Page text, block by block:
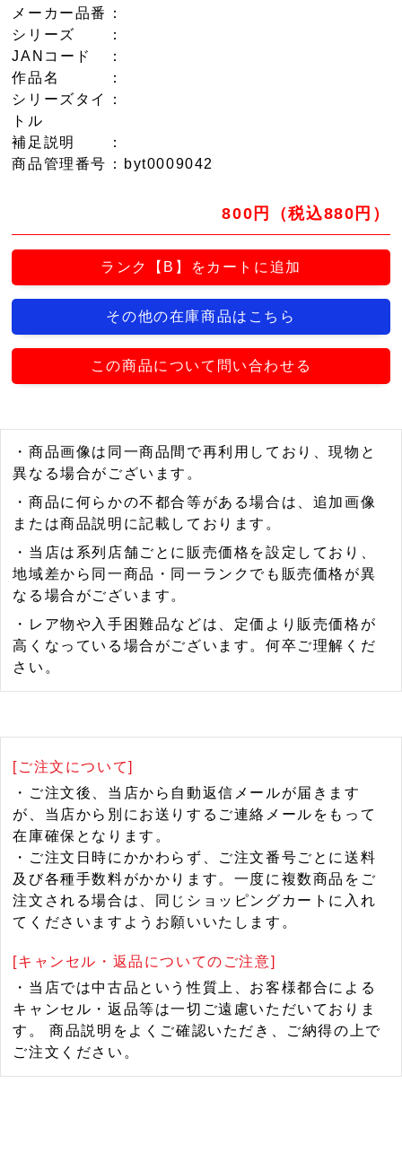
メーカー品番
：
シリーズ
：
JANコード
：
作品名
：
シリーズタイ
トル
：
補足説明
：
商品管理番号 ：byt0009042
800円（税込880円）
ランク【B】をカートに追加
その他の在庫商品はこちら
この商品について問い合わせる
・商品画像は同一商品間で再利用しており、現物と
異なる場合がございます。
・商品に何らかの不都合等がある場合は、追加画像
または商品説明に記載しております。
・当店は系列店舗ごとに販売価格を設定しており、
地域差から同一商品・同一ランクでも販売価格が異
なる場合がございます。
・レア物や入手困難品などは、定価より販売価格が
高くなっている場合がございます。何卒ご理解くだ
さい。
[ご注文について]
・ご注文後、当店から自動返信メールが届きます
が、当店から別にお送りするご連絡メールをもって
在庫確保となります。
・ご注文日時にかかわらず、ご注文番号ごとに送料
及び各種手数料がかかります。一度に複数商品をご
注文される場合は、同じショッピングカートに入れ
てくださいますようお願いいたします。
[キャンセル・返品についてのご注意]
・当店では中古品という性質上、お客様都合による
キャンセル・返品等は一切ご遠慮いただいておりま
す。 商品説明をよくご確認いただき、ご納得の上で
ご注文ください。